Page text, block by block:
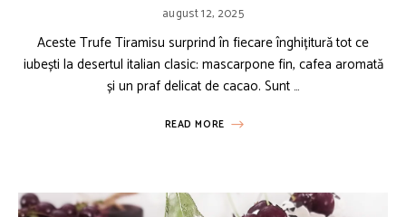
august 12, 2025
Aceste Trufe Tiramisu surprind în fiecare înghițitură tot ce
iubești la desertul italian clasic: mascarpone fin, cafea aromată
și un praf delicat de cacao. Sunt …
READ MORE